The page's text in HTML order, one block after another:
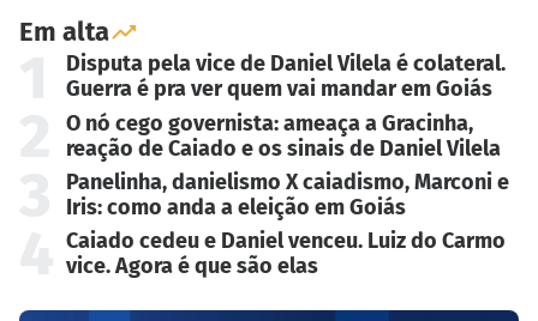
Em alta
Disputa pela vice de Daniel Vilela é colateral.
Guerra é pra ver quem vai mandar em Goiás
O nó cego governista: ameaça a Gracinha,
reação de Caiado e os sinais de Daniel Vilela
Panelinha, danielismo X caiadismo, Marconi e
Iris: como anda a eleição em Goiás
Caiado cedeu e Daniel venceu. Luiz do Carmo
vice. Agora é que são elas